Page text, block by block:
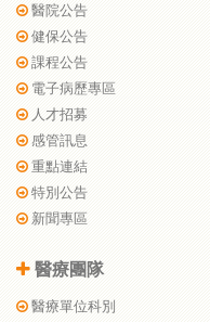
醫院公告
健保公告
課程公告
電子病歷專區
人才招募
感管訊息
重點連結
特別公告
新聞專區
醫療團隊
醫療單位科別